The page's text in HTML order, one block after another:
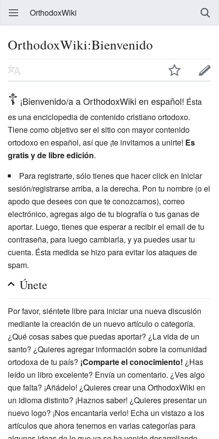
OrthodoxWiki
OrthodoxWiki:Bienvenido
☦ ¡Bienvenido/a a OrthodoxWiki en español! Ésta
es una enciclopedia de contenido cristiano ortodoxo.
Tiene como objetivo ser el sitio con mayor contenido
ortodoxo en español, así que ¡te invitamos a unirte! Es
gratis y de libre edición.
Para registrarte, sólo tienes que hacer click en Iniciar
sesión/registrarse arriba, a la derecha. Pon tu nombre (o el
apodo que desees con que te conozcamos), correo
electrónico, agregas algo de tu biografía o tus ganas de
aportar. Luego, tienes que esperar a recibir el email de tu
contraseña, para luego cambiarla, y ya puedes usar tu
cuenta. Ésta medida se hizo para evitar los ataques de
spam.
Únete
Por favor, siéntete libre para iniciar una nueva discusión
mediante la creación de un nuevo artículo o categoría.
¿Qué cosas sabes que puedas aportar? ¿La vida de un
santo? ¿Quieres agregar información sobre la comunidad
ortodoxa de tu país? ¡Comparte el conocimiento! ¿Has
leído un libro excelente? Envía un comentario. ¿Ves algo
que falta? ¡Añádelo! ¿Quieres crear una OrthodoxWiki en
un idioma distinto? ¡Haznos saber! ¿Quieres presentar un
nuevo logo? ¡Nos encantaría verlo! Echa un vistazo a los
artículos que ahora tenemos en varias categorías para